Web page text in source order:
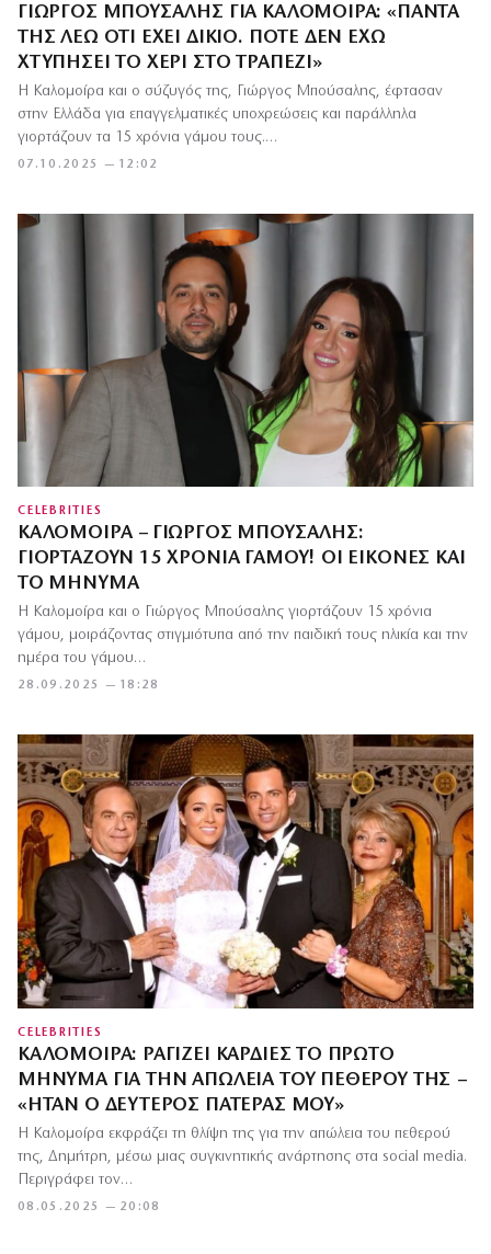
ΓΙΏΡΓΟΣ ΜΠΟΎΣΑΛΗΣ ΓΙΑ ΚΑΛΟΜΟΊΡΑ: «ΠΆΝΤΑ
ΤΗΣ ΛΈΩ ΌΤΙ ΈΧΕΙ ΔΊΚΙΟ. ΠΟΤΈ ΔΕΝ ΈΧΩ
ΧΤΥΠΉΣΕΙ ΤΟ ΧΈΡΙ ΣΤΟ ΤΡΑΠΈΖΙ»
07.10.2025 — 12:02
Η Καλομοίρα και ο σύζυγός της, Γιώργος Μπούσαλης, έφτασαν
στην Ελλάδα για επαγγελματικές υποχρεώσεις και παράλληλα
γιορτάζουν τα 15 χρόνια γάμου τους.…
CELEBRITIES
ΚΑΛΟΜΟΊΡΑ – ΓΙΏΡΓΟΣ ΜΠΟΎΣΑΛΗΣ:
ΓΙΟΡΤΆΖΟΥΝ 15 ΧΡΌΝΙΑ ΓΆΜΟΥ! ΟΙ ΕΙΚΌΝΕΣ ΚΑΙ
ΤΟ ΜΉΝΥΜΑ
28.09.2025 — 18:28
Η Καλομοίρα και ο Γιώργος Μπούσαλης γιορτάζουν 15 χρόνια
γάμου, μοιράζοντας στιγμιότυπα από την παιδική τους ηλικία και την
ημέρα του γάμου…
CELEBRITIES
ΚΑΛΟΜΟΊΡΑ: ΡΑΓΊΖΕΙ ΚΑΡΔΙΈΣ ΤΟ ΠΡΏΤΟ
ΜΉΝΥΜΑ ΓΙΑ ΤΗΝ ΑΠΏΛΕΙΑ ΤΟΥ ΠΕΘΕΡΟΎ ΤΗΣ –
«ΉΤΑΝ Ο ΔΕΎΤΕΡΟΣ ΠΑΤΈΡΑΣ ΜΟΥ»
08.05.2025 — 20:08
Η Καλομοίρα εκφράζει τη θλίψη της για την απώλεια του πεθερού
της, Δημήτρη, μέσω μιας συγκινητικής ανάρτησης στα social media.
Περιγράφει τον…